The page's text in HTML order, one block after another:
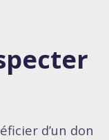
d’un don